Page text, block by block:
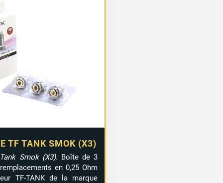
TF TANK SMOK (X3)
Smok (X3). Boîte de 3
en 0,25 Ohm
TF-TANK de la marque